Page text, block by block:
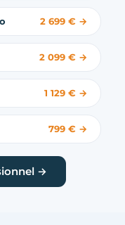
2 699 € →
2 099 € →
1 129 € →
799 € →
→